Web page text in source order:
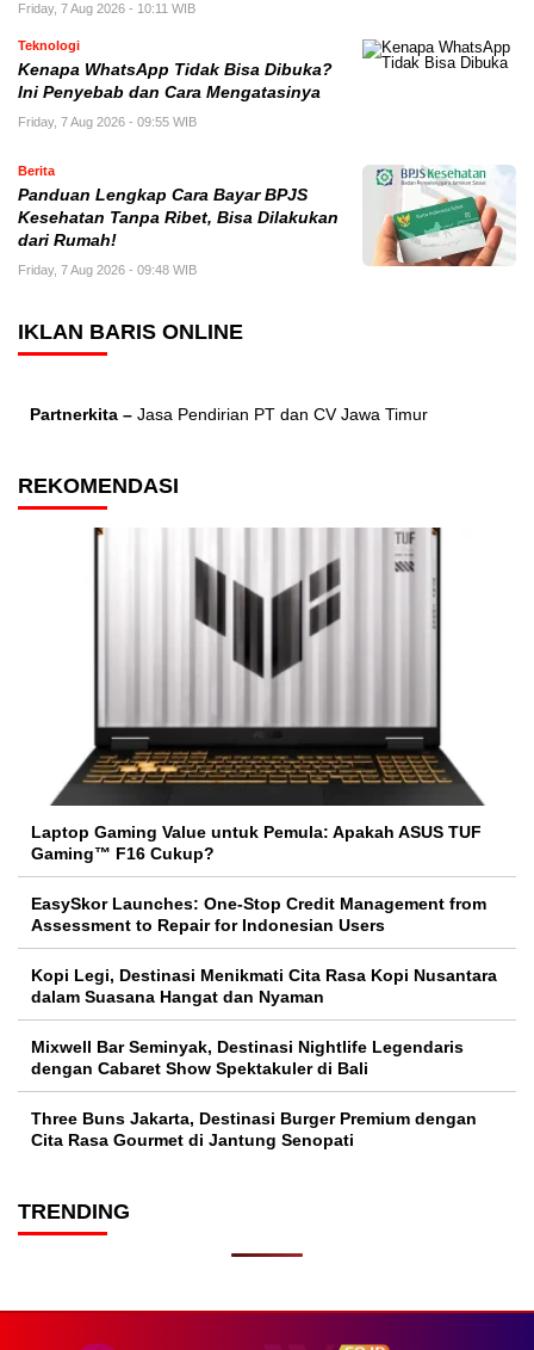
Friday, 7 Aug 2026 - 10:11 WIB
Teknologi
Kenapa WhatsApp Tidak Bisa Dibuka?
Ini Penyebab dan Cara Mengatasinya
Friday, 7 Aug 2026 - 09:55 WIB
Berita
Panduan Lengkap Cara Bayar BPJS
Kesehatan Tanpa Ribet, Bisa Dilakukan
dari Rumah!
Friday, 7 Aug 2026 - 09:48 WIB
IKLAN BARIS ONLINE
Partnerkita – Jasa Pendirian PT dan CV Jawa Timur
REKOMENDASI
Laptop Gaming Value untuk Pemula: Apakah ASUS TUF
Gaming™ F16 Cukup?
EasySkor Launches: One-Stop Credit Management from
Assessment to Repair for Indonesian Users
Kopi Legi, Destinasi Menikmati Cita Rasa Kopi Nusantara
dalam Suasana Hangat dan Nyaman
Mixwell Bar Seminyak, Destinasi Nightlife Legendaris
dengan Cabaret Show Spektakuler di Bali
Three Buns Jakarta, Destinasi Burger Premium dengan
Cita Rasa Gourmet di Jantung Senopati
TRENDING